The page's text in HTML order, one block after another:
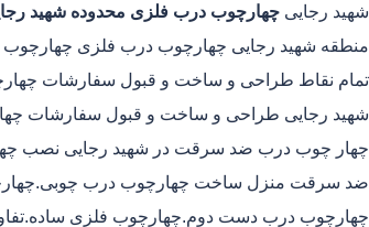
شهید رجایی چهارچوب درب فلزی محدوده شهید
منطقه شهید رجایی چهارچوب درب فلزی چهارچوب
تمام نقاط طراحی و ساخت و قبول سفارشات
شهید رجایی طراحی و ساخت و قبول سفارشات
چهار چوب درب ضد سرقت در شهید رجایی نصب
ضد سرقت منزل ساخت چهارچوب درب
چهارچوب درب دست دوم.چهارچوب فلزی